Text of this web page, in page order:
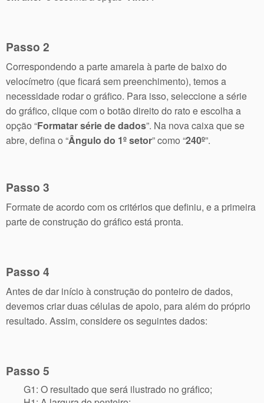
Passo 2
Correspondendo a parte amarela à parte de baixo do
velocímetro (que ficará sem preenchimento), temos a
necessidade rodar o gráfico. Para isso, seleccione a série
do gráfico, clique com o botão direito do rato e escolha a
opção “Formatar série de dados”. Na nova caixa que se
abre, defina o “Ângulo do 1º setor” como “240º”.
Passo 3
Formate de acordo com os critérios que definiu, e a primeira
parte de construção do gráfico está pronta.
Passo 4
Antes de dar início à construção do ponteiro de dados,
devemos criar duas células de apoio, para além do próprio
resultado. Assim, considere os seguintes dados:
Passo 5
G1: O resultado que será ilustrado no gráfico;